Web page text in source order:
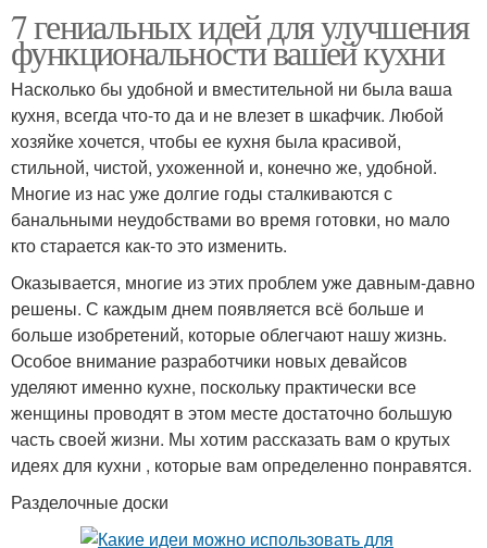
7 гениальных идей для улучшения
функциональности вашей кухни
Насколько бы удобной и вместительной ни была ваша
кухня, всегда что-то да и не влезет в шкафчик. Любой
хозяйке хочется, чтобы ее кухня была красивой,
стильной, чистой, ухоженной и, конечно же, удобной.
Многие из нас уже долгие годы сталкиваются с
банальными неудобствами во время готовки, но мало
кто старается как-то это изменить.
Оказывается, многие из этих проблем уже давным-давно
решены. С каждым днем появляется всё больше и
больше изобретений, которые облегчают нашу жизнь.
Особое внимание разработчики новых девайсов
уделяют именно кухне, поскольку практически все
женщины проводят в этом месте достаточно большую
часть своей жизни. Мы хотим рассказать вам о крутых
идеях для кухни , которые вам определенно понравятся.
Разделочные доски